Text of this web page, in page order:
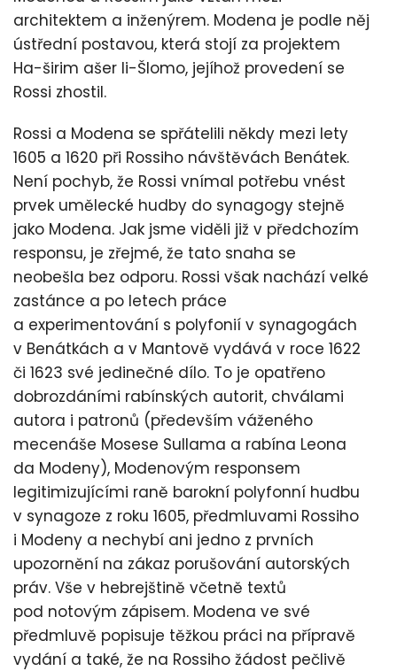
architektem a inženýrem. Modena je podle něj
ústřední postavou, která stojí za projektem
Ha-širim ašer li-Šlomo, jejíhož provedení se
Rossi zhostil.
Rossi a Modena se spřátelili někdy mezi lety
1605 a 1620 při Rossiho návštěvách Benátek.
Není pochyb, že Rossi vnímal potřebu vnést
prvek umělecké hudby do synagogy stejně
jako Modena. Jak jsme viděli již v předchozím
responsu, je zřejmé, že tato snaha se
neobešla bez odporu. Rossi však nachází velké
zastánce a po letech práce
a experimentování s polyfonií v synagogách
v Benátkách a v Mantově vydává v roce 1622
či 1623 své jedinečné dílo. To je opatřeno
dobrozdáními rabínských autorit, chválami
autora i patronů (především váženého
mecenáše Mosese Sullama a rabína Leona
da Modeny), Modenovým responsem
legitimizujícími raně barokní polyfonní hudbu
v synagoze z roku 1605, předmluvami Rossiho
i Modeny a nechybí ani jedno z prvních
upozornění na zákaz porušování autorských
práv. Vše v hebrejštině včetně textů
pod notovým zápisem. Modena ve své
předmluvě popisuje těžkou práci na přípravě
vydání a také, že na Rossiho žádost pečlivě